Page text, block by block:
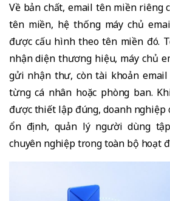
Về bản chất, email tên miền riêng
tên miền, hệ thống máy chủ
được cấu hình theo tên miền đó.
nhận diện thương hiệu, máy chủ
gửi nhận thư, còn tài khoản email
từng cá nhân hoặc phòng ban.
được thiết lập đúng, doanh nghiệp
ổn định, quản lý người dùng
chuyên nghiệp trong toàn bộ hoạt